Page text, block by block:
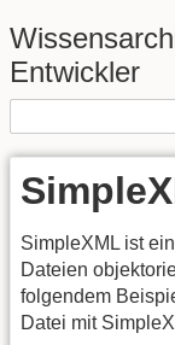
Entwickler
SimpleXML ist
Dateien
folgendem
Datei mit